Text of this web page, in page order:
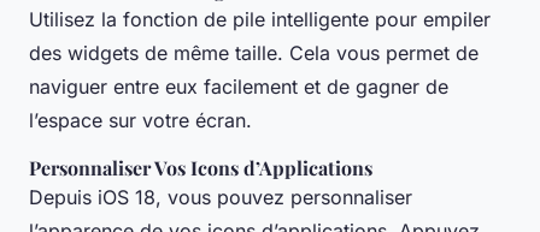
Utilisez la fonction de pile intelligente pour empiler
des widgets de même taille. Cela vous permet de
naviguer entre eux facilement et de gagner de
l’espace sur votre écran.
Personnaliser Vos Icons d’Applications
Depuis iOS 18, vous pouvez personnaliser